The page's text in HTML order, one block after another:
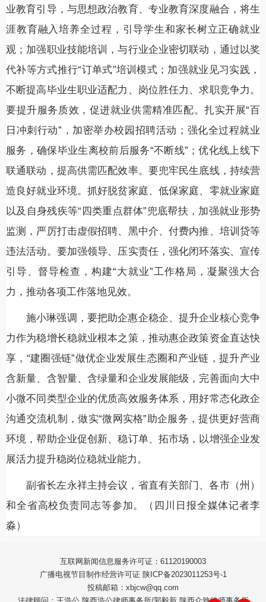
业教育引导，与思想政治教育、专业教育深度融合，将生
涯教育融入培养全过程，引导学生和家长树立正确就业
观；加强职业技能培训，与行业企业密切联动，通过以奖
代补等方式推行“订单式”培训模式；加强就业见习实践，
不断提高毕业生职业适配力、岗位胜任力、求职竞争力。
要提升服务质效，促进就业供需精准匹配。扎实开展“百
日冲刺行动”，加密举办校园招聘活动；强化全过程就业
服务，确保毕业生离校前后服务“不断线”；优化线上线下
联通联动，提高供需匹配效率。要兜牢民生底线，持续营
造良好就业环境。抓好脱贫家庭、低保家庭、零就业家庭
以及自身残疾等“四类重点群体”兜底帮扶，加强就业形势
监测，严厉打击虚假招聘、黑中介、付费内推、培训贷等
违法活动。要加强领导、压实责任，强化闭环落实、宣传
引导、督导检查，构建“大就业”工作格局，凝聚强大合
力，推动各项工作落地见效。
施小琳强调，要把助企惠企稳企、提升企业核心竞争
力作为稳增长稳就业根本之策，推动惠企政策资金直达快
享，“建圈强链”做优企业发展生态圈和产业链，提升产业
含新量、含智量、含绿量和企业发展能级，完善面向大中
小微不同类型企业的优质高效服务体系，用好常态化政企
沟通交流机制，做实“微网实格”助企服务，提供更好营商
环境，帮助企业促创新、稳订单、拓市场，以增强企业发
展活力提升稳岗位稳就业能力。
副省长左永祥主持会议，省直有关部门、各市（州）
和全省高校负责同志等参加。（四川日报全媒体记者李
淼）
互联网新闻信息服务许可证：61120190003
广播电视节目制作经营许可证 陕ICP备2023011253号-1
投稿邮箱：xbjcw@qq.com